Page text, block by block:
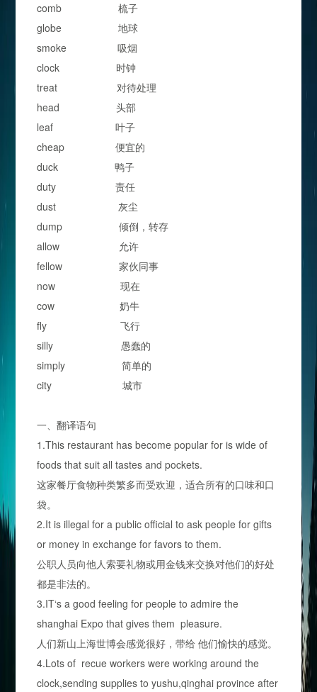
comb 梳子
globe 地球
smoke 吸烟
clock 时钟
treat 对待处理
head 头部
leaf 叶子
cheap 便宜的
duck 鸭子
duty 责任
dust 灰尘
dump 倾倒，转存
allow 允许
fellow 家伙同事
now 现在
cow 奶牛
fly 飞行
silly 愚蠢的
simply 简单的
city 城市
一、翻译语句
1.This restaurant has become popular for is wide of
foods that suit all tastes and pockets.
这家餐厅食物种类繁多而受欢迎，适合所有的口味和口
袋。
2.It is illegal for a public official to ask people for gifts
or money in exchange for favors to them.
公职人员向他人索要礼物或用金钱来交换对他们的好处
都是非法的。
3.IT‘s a good feeling for people to admire the
shanghai Expo that gives them pleasure.
人们新山上海世博会感觉很好，带给 他们愉快的感觉。
4.Lots of recue workers were working around the
clock,sending supplies to yushu,qinghai province after